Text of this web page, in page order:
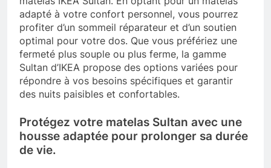
adapté à votre confort personnel, vous pourrez
profiter d’un sommeil réparateur et d’un soutien
optimal pour votre dos. Que vous préfériez une
fermeté plus souple ou plus ferme, la gamme
Sultan d’IKEA propose des options variées pour
répondre à vos besoins spécifiques et garantir
des nuits paisibles et confortables.
Protégez votre matelas Sultan avec une
housse adaptée pour prolonger sa durée
de vie.